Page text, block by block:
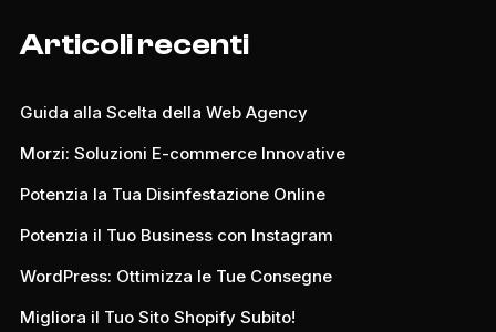
Articoli recenti
Guida alla Scelta della Web Agency
Morzi: Soluzioni E-commerce Innovative
Potenzia la Tua Disinfestazione Online
Potenzia il Tuo Business con Instagram
WordPress: Ottimizza le Tue Consegne
Migliora il Tuo Sito Shopify Subito!